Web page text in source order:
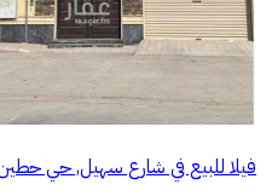
فيلا للبيع في شارع سهيل, حي